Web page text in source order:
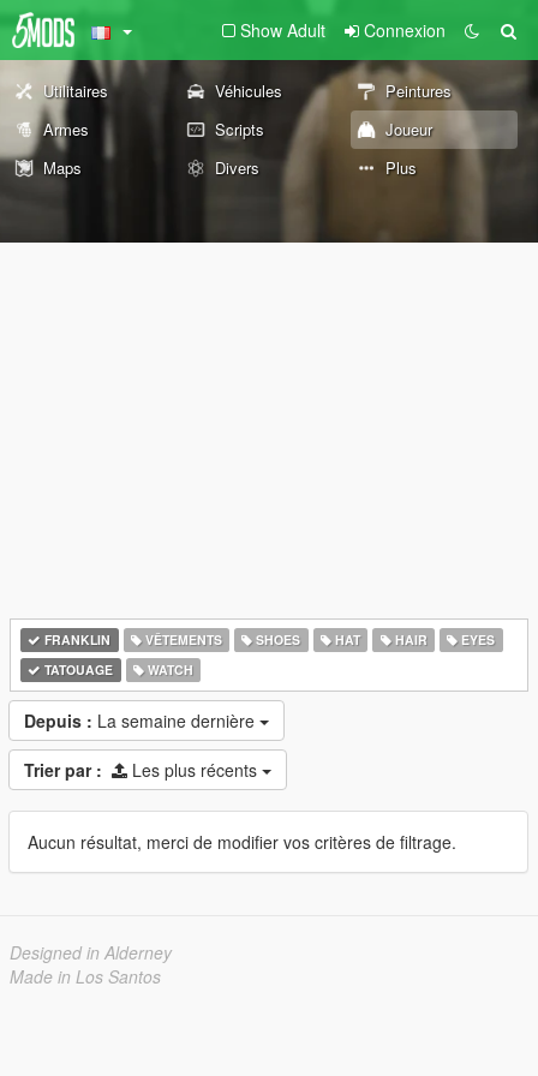
Show Adult Connexion
Utilitaires Véhicules
Peintures
Armes
Scripts
Joueur
Maps
Divers Plus
FRANKLIN VÊTEMENTS SHOES HAT HAIR
EYES
TATOUAGE
WATCH
Depuis : La semaine dernière
Trier par : Les plus récents
Aucun résultat, merci de modifier vos critères de filtrage.
Designed in Alderney
Made in Los Santos